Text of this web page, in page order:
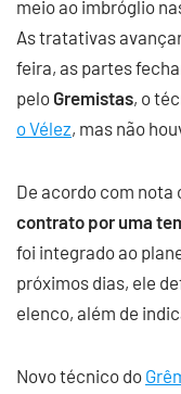
meio ao imbróglio
As tratativas
feira, as partes
pelo Gremistas, o
o Vélez, mas não
De acordo com nota
contrato por uma
foi integrado ao
próximos dias, ele
elenco, além de
Novo técnico do